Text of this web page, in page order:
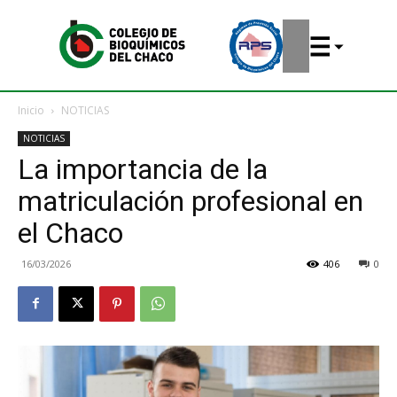
Inicio NOTICIAS
NOTICIAS
La importancia de la
matriculación profesional en
el Chaco
16/03/2026 0
406